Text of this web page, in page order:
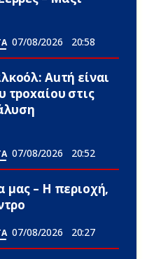
07/08/2026 20:58
Αuτή είναι
τpoxαίου στις
07/08/2026 20:52
μας – Η περιοχή,
07/08/2026 20:27